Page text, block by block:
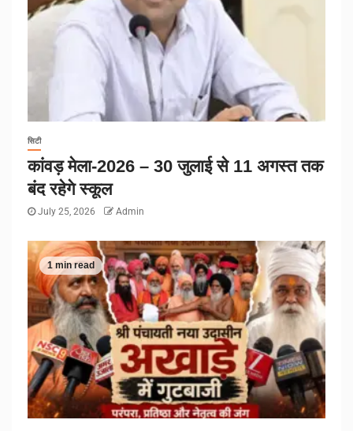
सिटी
कांवड़ मेला-2026 – 30 जुलाई से 11 अगस्त तक
बंद रहेगे स्कूल
July 25, 2026 Admin
1 min read